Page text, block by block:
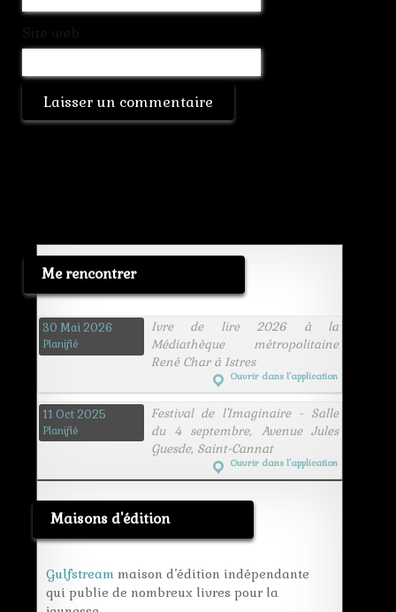
Me rencontrer
30 Mai 2026
Planifié
Ivre de lire 2026 à la
Médiathèque métropolitaine
René Char à Istres
Ouvrir dans l’application
11 Oct 2025
Planifié
Festival de l'Imaginaire - Salle
du 4 septembre, Avenue Jules
Guesde, Saint-Cannat
Ouvrir dans l’application
Maisons d'édition
Gulfstream maison d’édition indépendante
qui publie de nombreux livres pour la